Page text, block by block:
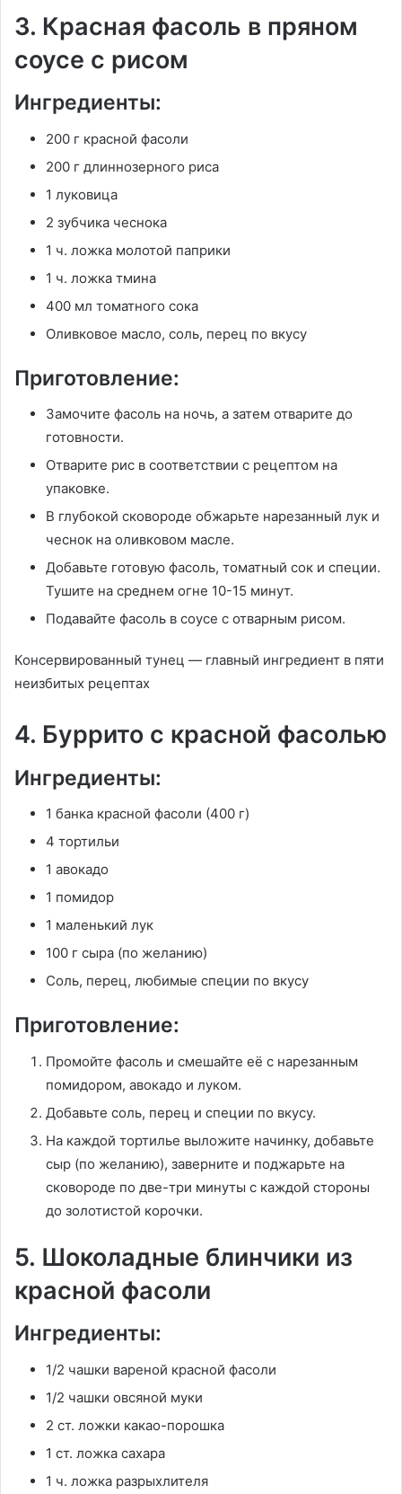
3. Красная фасоль в пряном
соусе с рисом
Ингредиенты:
200 г красной фасоли
200 г длиннозерного риса
1 луковица
2 зубчика чеснока
1 ч. ложка молотой паприки
1 ч. ложка тмина
400 мл томатного сока
Оливковое масло, соль, перец по вкусу
Приготовление:
Замочите фасоль на ночь, а затем отварите до
готовности.
Отварите рис в соответствии с рецептом на
упаковке.
В глубокой сковороде обжарьте нарезанный лук и
чеснок на оливковом масле.
Добавьте готовую фасоль, томатный сок и специи.
Тушите на среднем огне 10-15 минут.
Подавайте фасоль в соусе с отварным рисом.
Консервированный тунец — главный ингредиент в пяти
неизбитых рецептах
4. Буррито с красной фасолью
Ингредиенты:
1 банка красной фасоли (400 г)
4 тортильи
1 авокадо
1 помидор
1 маленький лук
100 г сыра (по желанию)
Соль, перец, любимые специи по вкусу
Приготовление:
Промойте фасоль и смешайте её с нарезанным
помидором, авокадо и луком.
Добавьте соль, перец и специи по вкусу.
На каждой тортилье выложите начинку, добавьте
сыр (по желанию), заверните и поджарьте на
сковороде по две-три минуты с каждой стороны
до золотистой корочки.
5. Шоколадные блинчики из
красной фасоли
Ингредиенты:
1/2 чашки вареной красной фасоли
1/2 чашки овсяной муки
2 ст. ложки какао-порошка
1 ст. ложка сахара
1 ч. ложка разрыхлителя